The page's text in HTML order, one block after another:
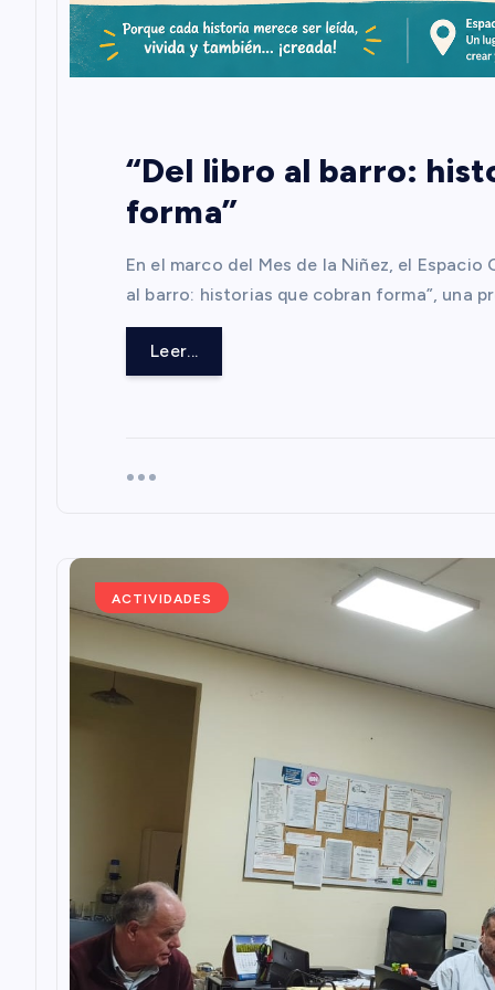
“Del libro al barro:
forma”
En el marco del Mes de la Niñez, el
al barro: historias que cobran forma”, una
Leer...
ACTIVIDADES